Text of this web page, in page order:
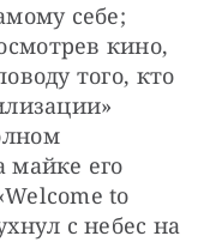
себе;
кино,
того, кто
майке его
to
с небес на